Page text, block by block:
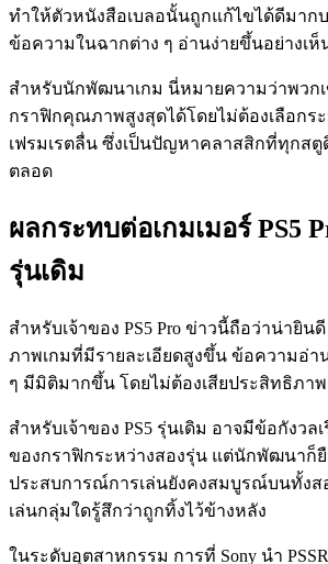
ทำให้ตัวหนังสือเบลอนั้นถูกแก้ไขได้ดีมากบ
ข้อความในฉากต่าง ๆ อ่านง่ายขึ้นอย่างเห็
สำหรับนักพัฒนาเกม นี่หมายความว่าพวก
กราฟิกคุณภาพสูงสุดได้โดยไม่ต้องเลือกร
เฟรมเรตลื่น ซึ่งเป็นปัญหาคลาสสิกที่ทุกสตู
ตลอด
ผลกระทบต่อเกมเมอร์ PS5
รุ่นเดิม
สำหรับเจ้าของ PS5 Pro ข่าวนี้ถือว่าน่ายิน
ภาพเกมที่มีรายละเอียดสูงขึ้น ข้อความอ่า
ๆ มีมิติมากขึ้น โดยไม่ต้องเสียประสิทธิภาพ
สำหรับเจ้าของ PS5 รุ่นเดิม อาจมีข้อกังวล
ของกราฟิกระหว่างสองรุ่น แต่นักพัฒนาก็
ประสบการณ์การเล่นยังคงสมบูรณ์บนทั้งส
เล่นกลุ่มใดรู้สึกว่าถูกทิ้งไว้ข้างหลัง
ในระดับอุตสาหกรรม การที่ Sony นำ